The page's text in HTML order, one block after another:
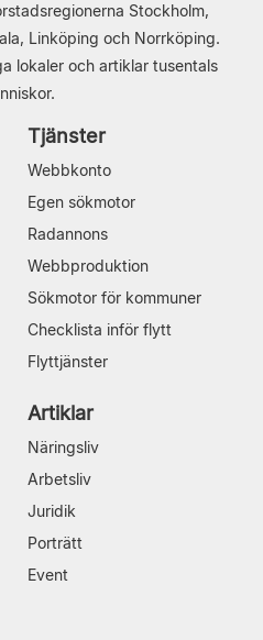
Stockholm,
Linköping och Norrköping.
lokaler och artiklar tusentals
Tjänster
Webbkonto
Egen sökmotor
Radannons
Webbproduktion
Sökmotor för kommuner
Checklista inför flytt
Flyttjänster
Artiklar
Näringsliv
Arbetsliv
Juridik
Porträtt
Event